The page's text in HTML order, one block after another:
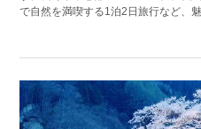
で自然を満喫する1泊2日旅行など、